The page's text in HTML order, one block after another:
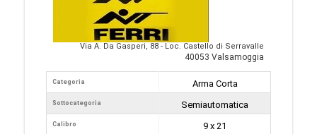
Via A. Da Gasperi, 88 - Loc. Castello di Serravalle
40053 Valsamoggia
Categoria
Sottocategoria
Calibro
Arma Corta
Semiautomatica
9 x 21